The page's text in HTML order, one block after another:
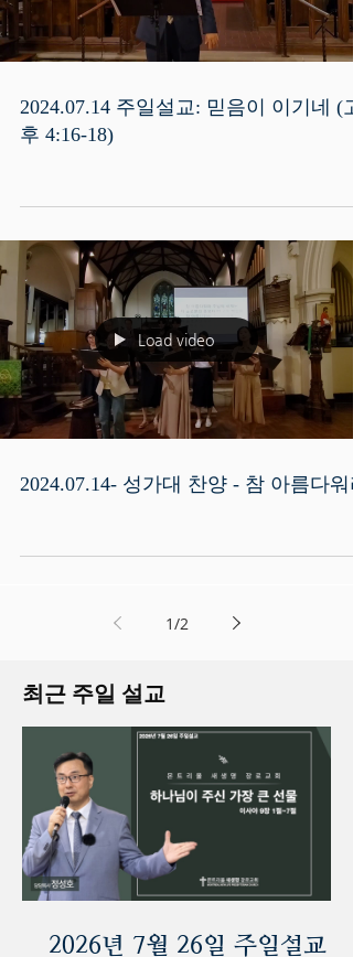
2024.07.14 주일설교: 믿음이 이기네 (고
후 4:16-18)
Load video
2024.07.14- 성가대 찬양 - 참 아름다워
1/2
최근 주일 설교
2026년 7월 26일 주일설교